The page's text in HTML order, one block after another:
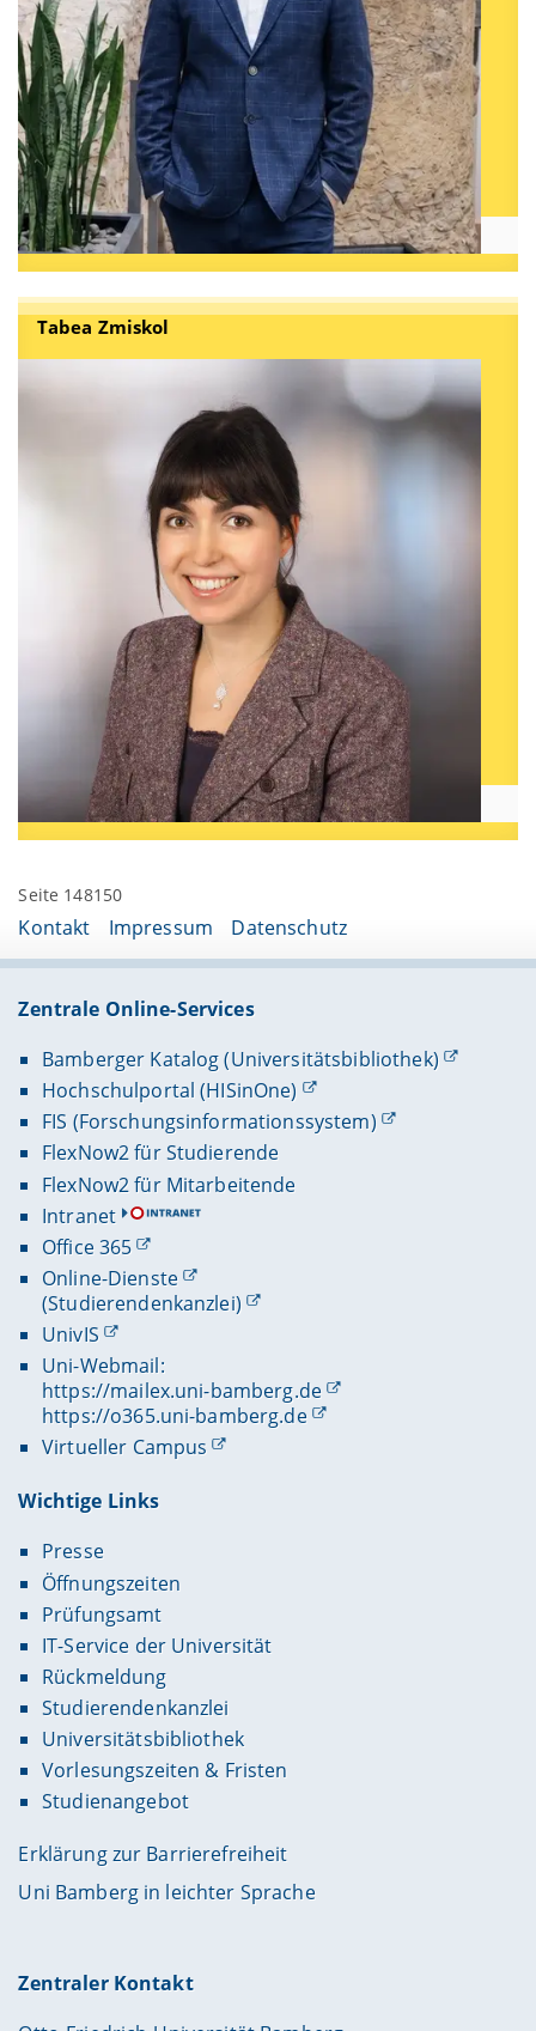
Tabea Zmiskol
Seite 148150
Kontakt Impressum Datenschutz
Zentrale Online-Services
Bamberger Katalog (Universitätsbibliothek)
Hochschulportal (HISinOne)
FIS (Forschungsinformationssystem)
FlexNow2 für Studierende
FlexNow2 für Mitarbeitende
Intranet
Office 365
Online-Dienste
(Studierendenkanzlei)
UnivIS
Uni-Webmail:
https://mailex.uni-bamberg.de
https://o365.uni-bamberg.de
Virtueller Campus
Wichtige Links
Presse
Öffnungszeiten
Prüfungsamt
IT-Service der Universität
Rückmeldung
Studierendenkanzlei
Universitätsbibliothek
Vorlesungszeiten & Fristen
Studienangebot
Erklärung zur Barrierefreiheit
Uni Bamberg in leichter Sprache
Zentraler Kontakt